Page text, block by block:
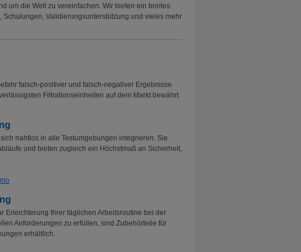
um die Welt zu vereinfachen. Wir bieten ein breites
Validierungsunterstützung und vieles mehr
falsch-positiver und falsch-negativer Ergebnisse
Filtrationseinheiten auf dem Markt bewährt.
nahtlos in alle Testumgebungen integrieren. Sie
und bieten zugleich ein Höchstmaß an Sicherheit,
Erleichterung Ihrer täglichen Arbeitsroutine bei der
Anforderungen zu erfüllen, sind Zubehörteile für
erhältlich.